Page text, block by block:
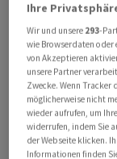
einer
Basispunkte
vom Fed
Credit Suisse
ein erhebliches
Ihre
Wir und unsere 293-
wie Browserdaten oder
von Akzeptieren
unsere Partner
Zwecke. Wenn
möglicherweise nicht
wieder aufrufen, um
widerrufen, indem Sie
der Webseite klicken.
Informationen finden